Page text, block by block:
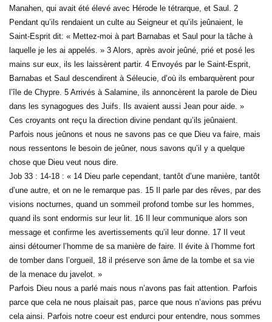
Manahen, qui avait été élevé avec Hérode le tétrarque, et Saul. 2
Pendant qu’ils rendaient un culte au Seigneur et qu’ils jeûnaient, le
Saint-Esprit dit: « Mettez-moi à part Barnabas et Saul pour la tâche à
laquelle je les ai appelés. » 3 Alors, après avoir jeûné, prié et posé les
mains sur eux, ils les laissèrent partir. 4 Envoyés par le Saint-Esprit,
Barnabas et Saul descendirent à Séleucie, d’où ils embarquèrent pour
l’île de Chypre. 5 Arrivés à Salamine, ils annoncèrent la parole de Dieu
dans les synagogues des Juifs. Ils avaient aussi Jean pour aide. »
Ces croyants ont reçu la direction divine pendant qu’ils jeûnaient.
Parfois nous jeûnons et nous ne savons pas ce que Dieu va faire, mais
nous ressentons le besoin de jeûner, nous savons qu’il y a quelque
chose que Dieu veut nous dire.
Job 33 : 14-18 : « 14 Dieu parle cependant, tantôt d’une manière, tantôt
d’une autre, et on ne le remarque pas. 15 Il parle par des rêves, par des
visions nocturnes, quand un sommeil profond tombe sur les hommes,
quand ils sont endormis sur leur lit. 16 Il leur communique alors son
message et confirme les avertissements qu’il leur donne. 17 Il veut
ainsi détourner l’homme de sa manière de faire. Il évite à l’homme fort
de tomber dans l’orgueil, 18 il préserve son âme de la tombe et sa vie
de la menace du javelot. »
Parfois Dieu nous a parlé mais nous n’avons pas fait attention. Parfois
parce que cela ne nous plaisait pas, parce que nous n’avions pas prévu
cela ainsi. Parfois notre coeur est endurci pour entendre, nous sommes